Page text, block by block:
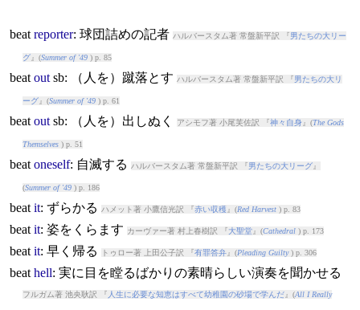
beat reporter: 球団詰めの記者 ハルバースタム著 常盤新平訳 『男たちの大リー
グ』(Summer of '49) p. 85
beat outsb: （人を）蹴落とす ハルバースタム著 常盤新平訳 『男たちの大リ
ーグ』(Summer of '49) p. 61
beat outsb: （人を）出しぬく アシモフ著 小尾芙佐訳 『神々自身』(The Gods
Themselves) p. 51
beat oneself: 自滅する ハルバースタム著 常盤新平訳 『男たちの大リーグ』
(Summer of '49) p. 186
beat it: ずらかる ハメット著 小鷹信光訳 『赤い収穫 』(Red Harvest) p. 83
beat it: 姿をくらます カーヴァー著 村上春樹訳 『大聖堂』(Cathedral) p. 173
beat it: 早く帰る トゥロー著 上田公子訳 『有罪答弁』(Pleading Guilty) p. 306
beat hell: 実に目を瞠るばかりの素晴らしい演奏を聞かせる
フルガム著 池央耿訳 『 人生に必要な知恵はすべて幼稚園の砂場で学んだ』(All I Really